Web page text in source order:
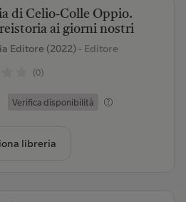
di Celio-Colle Oppio.
ai giorni nostri
Editore (2022)- Editore
(0)
Verifica disponibilità
libreria